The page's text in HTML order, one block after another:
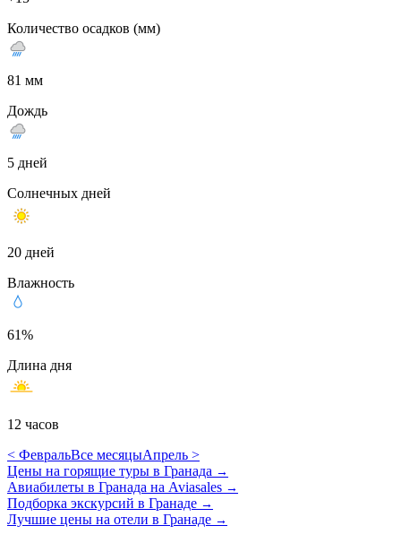
Количество осадков (мм)
81 мм
Дождь
5 дней
Солнечных дней
20 дней
Влажность
61%
Длина дня
12 часов
< ФевральВсе месяцыАпрель >
Цены на горящие туры в Гранада →
Авиабилеты в Гранада на Aviasales →
Подборка экскурсий в Гранаде →
Лучшие цены на отели в Гранаде →